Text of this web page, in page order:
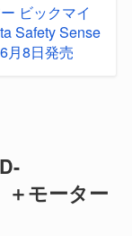
ビックマイ
Safety Sense
月8日発売
モーター